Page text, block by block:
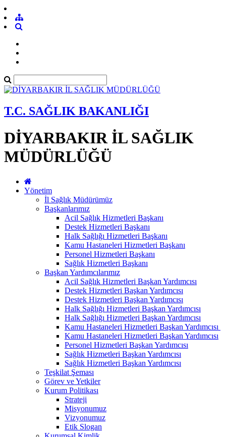
T.C. SAĞLIK BAKANLIĞI
DİYARBAKIR İL SAĞLIK
MÜDÜRLÜĞÜ
Yönetim
İl Sağlık Müdürümüz
Başkanlarımız
Acil Sağlık Hizmetleri Başkanı
Destek Hizmetleri Başkanı
Halk Sağlığı Hizmetleri Başkanı
Kamu Hastaneleri Hizmetleri Başkanı
Personel Hizmetleri Başkanı
Sağlık Hizmetleri Başkanı
Başkan Yardımcılarımız
Acil Sağlık Hizmetleri Başkan Yardımcısı
Destek Hizmetleri Başkan Yardımcısı
Destek Hizmetleri Başkan Yardımcısı
Halk Sağlığı Hizmetleri Başkan Yardımcısı
Halk Sağlığı Hizmetleri Başkan Yardımcısı
Kamu Hastaneleri Hizmetleri Başkan Yardımcısı ​
Kamu Hastaneleri Hizmetleri Başkan Yardımcısı
Personel Hizmetleri Başkan Yardımcısı
Sağlık Hizmetleri Başkan Yardımcısı
Sağlık Hizmetleri Başkan Yardımcısı
Teşkilat Şeması
Görev ve Yetkiler
Kurum Politikası
Strateji
Misyonumuz
Vizyonumuz
Etik Slogan